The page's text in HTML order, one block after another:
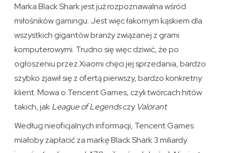
Marka Black Shark jest już rozpoznawalna wśród
miłośników gamingu. Jest więc łakomym kąskiem dla
wszystkich gigantów branży związanej z grami
komputerowymi. Trudno się więc dziwić, że po
ogłoszeniu przez Xiaomi chęci jej sprzedania, bardzo
szybko zjawił się z ofertą pierwszy, bardzo konkretny
klient. Mowa o Tencent Games, czyli twórcach hitów
takich, jakLeague of Legendsczy Valorant.
Według nieoficjalnych informacji, Tencent Games
miałoby zapłacić za markę Black Shark 3 miliardy